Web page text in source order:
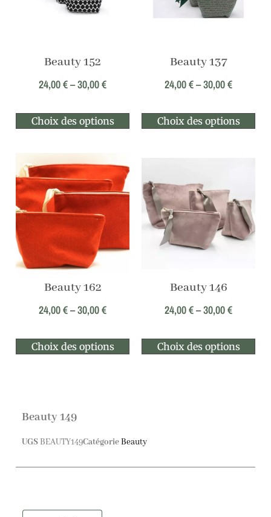
Beauty 152
24,00€–30,00€
Choix des options
Beauty 137
24,00€–30,00€
Choix des options
Beauty 162
24,00€–30,00€
Choix des options
Beauty 146
24,00€–30,00€
Choix des options
Beauty 149
UGSBEAUTY149CatégorieBeauty